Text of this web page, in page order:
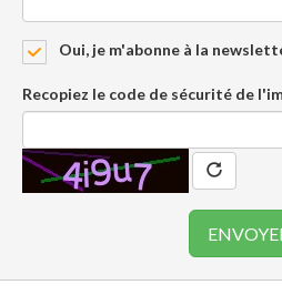
Oui, je m'abonne à la
Recopiez le code de sécurité de